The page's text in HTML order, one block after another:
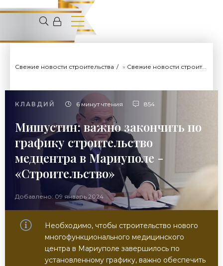
Свежие новости строительства » Свежие новости строительства
КЛАВДИЙ 6 минут чтения 854
Мишустин: важно закончить по
графику строительство
медцентра в Мариуполе -
«Строительство»
Добавлено: 09 январь 2024
Необходимо, чтобы строительство нового
многофункционального медицинского
центра в Мариуполе завершилось по
установленному графику, важно обеспечить